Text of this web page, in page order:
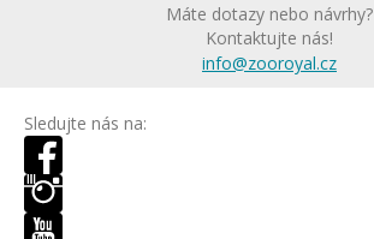
Máte dotazy nebo návrhy?
Kontaktujte nás!
info@zooroyal.cz
Sledujte nás na: